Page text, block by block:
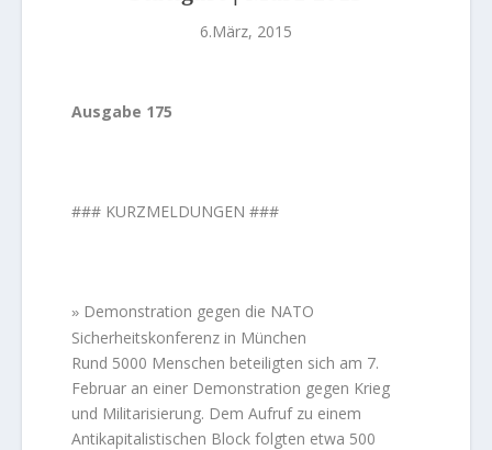
6.März, 2015
Ausgabe 175
### KURZMELDUNGEN ###
» Demonstration gegen die NATO
Sicherheitskonferenz in München
Rund 5000 Menschen beteiligten sich am 7.
Februar an einer Demonstration gegen Krieg
und Militarisierung. Dem Aufruf zu einem
Antikapitalistischen Block folgten etwa 500